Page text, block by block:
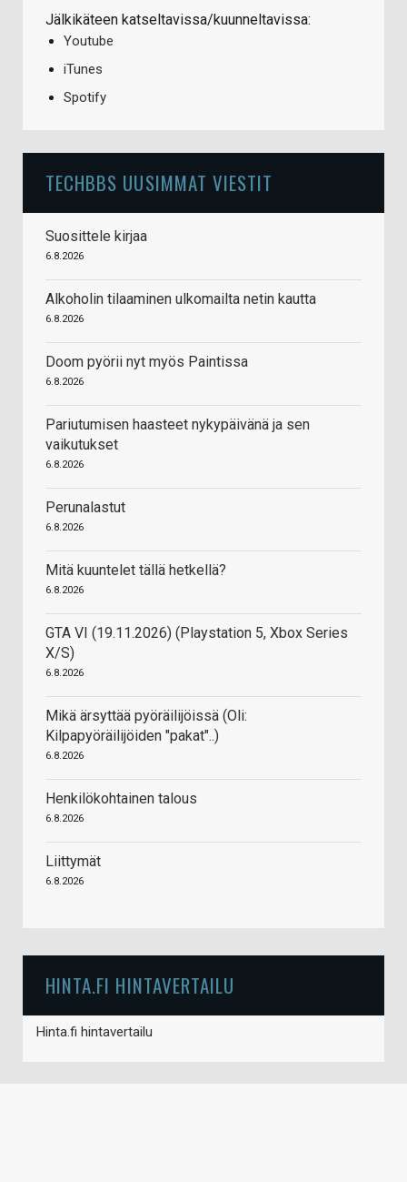
Jälkikäteen katseltavissa/kuunneltavissa:
Youtube
iTunes
Spotify
TECHBBS UUSIMMAT VIESTIT
Suosittele kirjaa
6.8.2026
Alkoholin tilaaminen ulkomailta netin kautta
6.8.2026
Doom pyörii nyt myös Paintissa
6.8.2026
Pariutumisen haasteet nykypäivänä ja sen
vaikutukset
6.8.2026
Perunalastut
6.8.2026
Mitä kuuntelet tällä hetkellä?
6.8.2026
GTA VI (19.11.2026) (Playstation 5, Xbox Series
X/S)
6.8.2026
Mikä ärsyttää pyöräilijöissä (Oli:
Kilpapyöräilijöiden "pakat"..)
6.8.2026
Henkilökohtainen talous
6.8.2026
Liittymät
6.8.2026
HINTA.FI HINTAVERTAILU
Hinta.fi hintavertailu